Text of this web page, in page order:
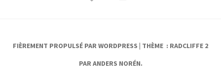
FIÈREMENT PROPULSÉ PAR WORDPRESS | THÈME : RADCLIFFE 2
PAR ANDERS NORÉN.